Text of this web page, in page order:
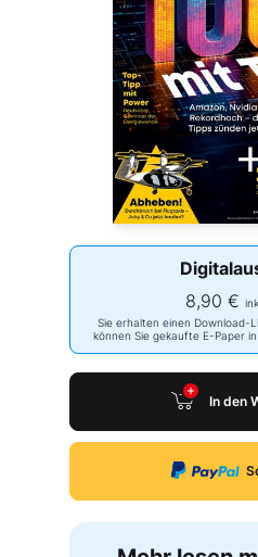
8,90 €
Sie erhalten einen Download-
können Sie gekaufte E-Paper
In den